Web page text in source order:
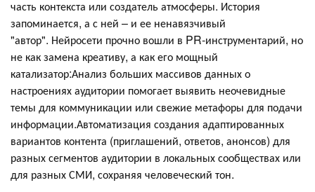
часть контекста или создатель атмосферы. История
запоминается, а с ней – и ее ненавязчивый
"автор". Нейросети прочно вошли в PR-инструментарий, но
не как замена креативу, а как его мощный
катализатор:Анализ больших массивов данных о
настроениях аудитории помогает выявить неочевидные
темы для коммуникации или свежие метафоры для подачи
информации.Автоматизация создания адаптированных
вариантов контента (приглашений, ответов, анонсов) для
разных сегментов аудитории в локальных сообществах или
для разных СМИ, сохраняя человеческий тон.